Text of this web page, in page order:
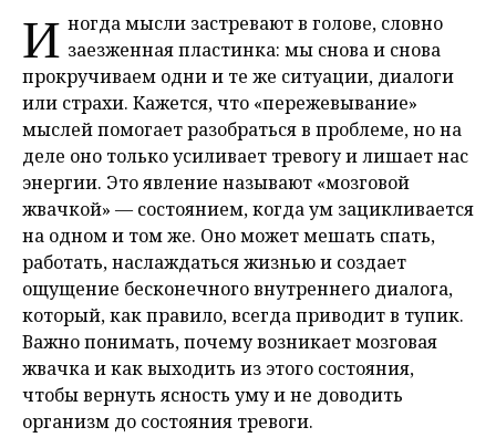
И ногда мысли застревают в голове, словно
заезженная пластинка: мы снова и снова
прокручиваем одни и те же ситуации, диалоги
или страхи. Кажется, что «пережевывание»
мыслей помогает разобраться в проблеме, но на
деле оно только усиливает тревогу и лишает нас
энергии. Это явление называют «мозговой
жвачкой» — состоянием, когда ум зацикливается
на одном и том же. Оно может мешать спать,
работать, наслаждаться жизнью и создает
ощущение бесконечного внутреннего диалога,
который, как правило, всегда приводит в тупик.
Важно понимать, почему возникает мозговая
жвачка и как выходить из этого состояния,
чтобы вернуть ясность уму и не доводить
организм до состояния тревоги.